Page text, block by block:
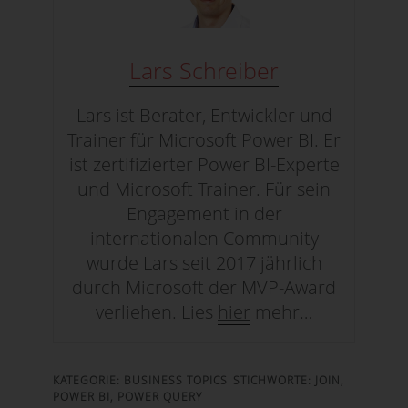
Lars Schreiber
Lars ist Berater, Entwickler und
Trainer für Microsoft Power BI. Er
ist zertifizierter Power BI-Experte
und Microsoft Trainer. Für sein
Engagement in der
internationalen Community
wurde Lars seit 2017 jährlich
durch Microsoft der MVP-Award
verliehen. Lies hier mehr…
KATEGORIE: BUSINESS TOPICS STICHWORTE: JOIN,
POWER BI, POWER QUERY
Mailadresse an den Dienstleister
Weitere Informationen findest Du in
meiner Datenschutzerklärung
SENDEN